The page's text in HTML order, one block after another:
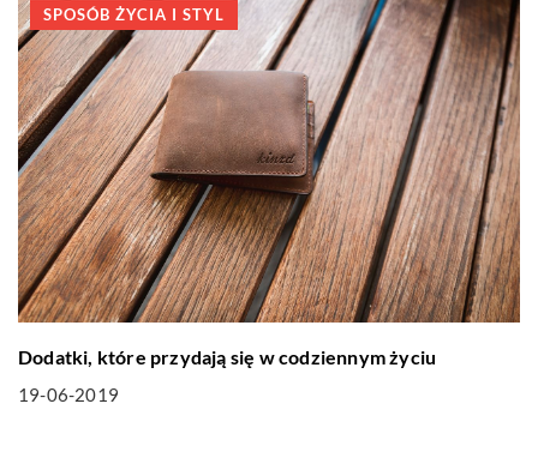
SPOSÓB ŻYCIA I STYL
Dodatki, które przydają się w codziennym życiu
19-06-2019